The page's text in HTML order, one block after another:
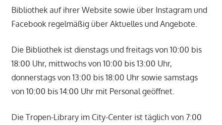
Bibliothek auf ihrer Website sowie über Instagram und
Facebook regelmäßig über Aktuelles und Angebote.
Die Bibliothek ist dienstags und freitags von 10:00 bis
18:00 Uhr, mittwochs von 10:00 bis 13:00 Uhr,
donnerstags von 13:00 bis 18:00 Uhr sowie samstags
von 10:00 bis 14:00 Uhr mit Personal geöffnet.
Die Tropen-Library im City-Center ist täglich von 7:00